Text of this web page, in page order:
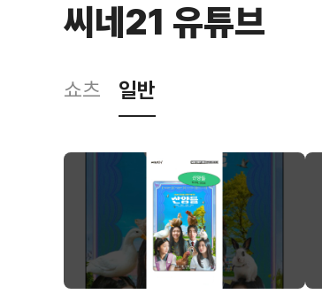
씨네21 유튜브
쇼츠 일반